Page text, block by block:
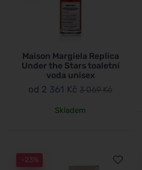
Maison Margiela Replica
Under the Stars toaletní
voda unisex
od 2 361 Kč 3 069 Kč
Skladem
-23%